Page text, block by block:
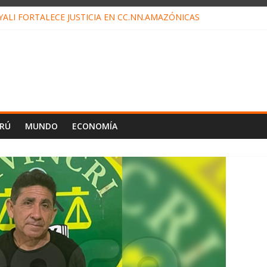
FORTALECE JUSTICIA EN CC.NN.AMAZÓNICAS
MUNDO ECONOMÍA